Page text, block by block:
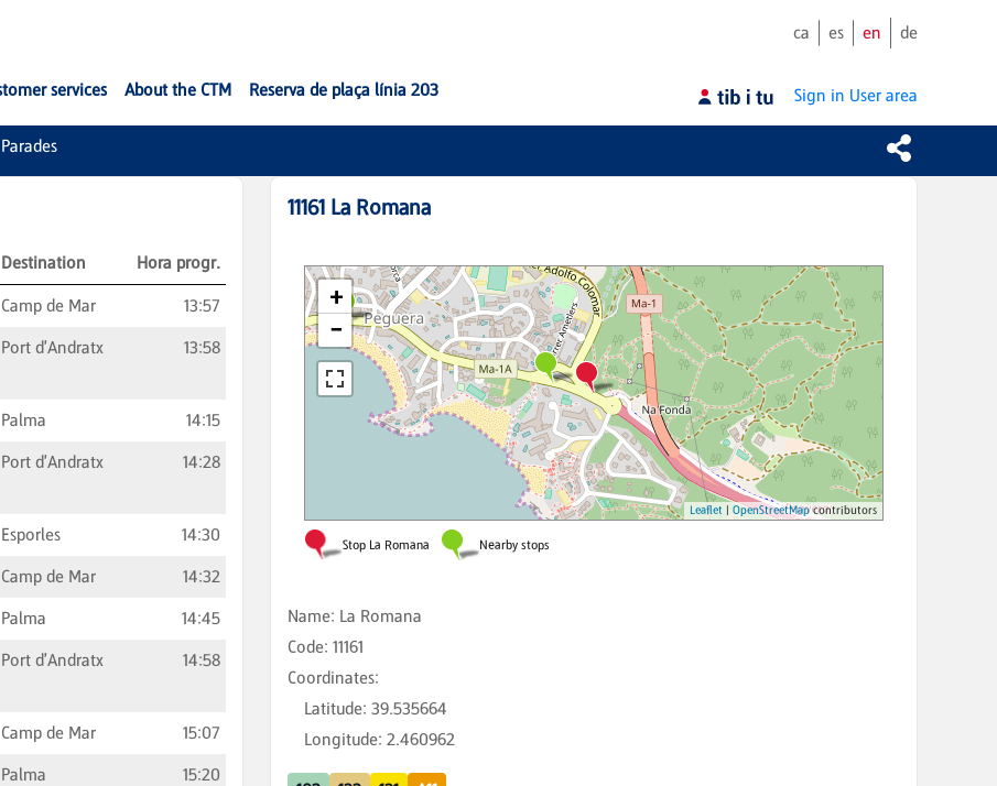
ca es en de
services About the CTM Reserva de plaça línia 203 Sign in User area
Parades
Destination Hora progr.
Camp de Mar 13:57
Port d'Andratx 13:58
Palma 14:15
Port d'Andratx 14:28
Esporles
14:30
Camp de Mar
14:32
Palma 14:45
Port d'Andratx 14:58
Camp de Mar
15:07
Palma 15:20
11161 La Romana
Name: La Romana
Code: 11161
Coordinates:
Latitude: 39.535664
Longitude: 2.460962